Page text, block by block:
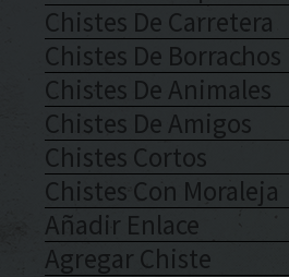
Chistes De Carretera
Chistes De Borrachos
Chistes De Animales
Chistes De Amigos
Chistes Cortos
Chistes Con Moraleja
Añadir Enlace
Agregar Chiste